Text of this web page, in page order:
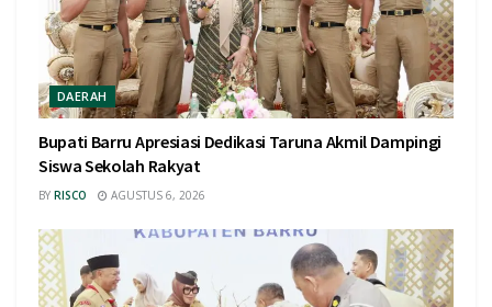
DAERAH
Bupati Barru Apresiasi Dedikasi Taruna Akmil Dampingi
Siswa Sekolah Rakyat
BY RISCO AGUSTUS 6, 2026